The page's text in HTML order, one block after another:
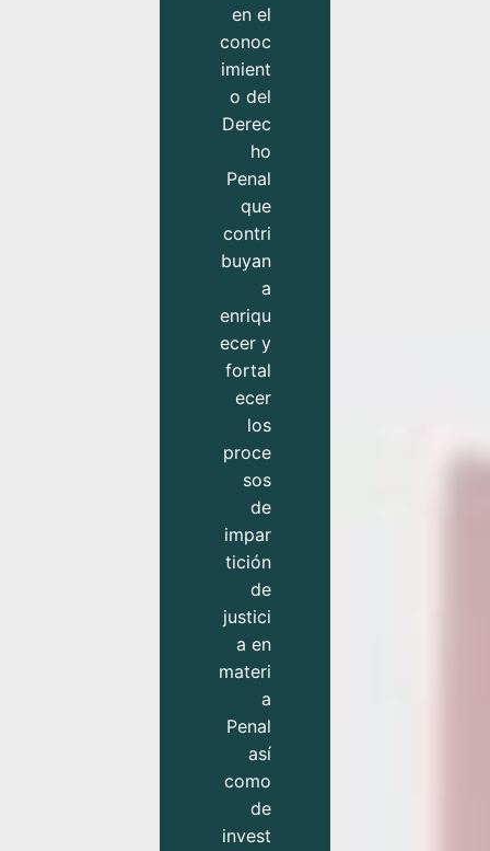
en el
conoc
imient
o del
Derec
ho
Penal
que
contri
buyan
a
enriqu
ecer y
fortal
ecer
los
proce
sos
de
impar
tición
de
justici
a en
materi
a
Penal
así
como
de
invest